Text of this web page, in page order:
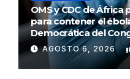
OMS y CDC de
para contener el
Democrática del
AGOSTO 6, 2026